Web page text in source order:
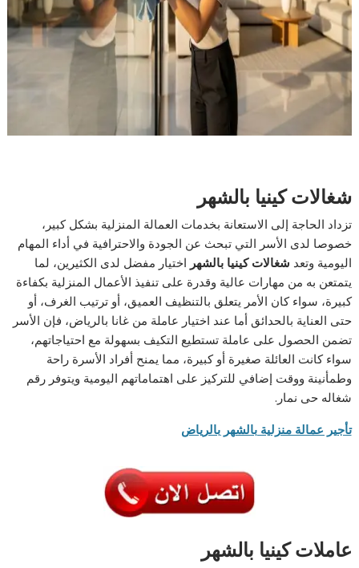
شغالات كينيا بالشهر
تزداد الحاجة إلى الاستعانة بخدمات العمالة المنزلية بشكل كبير،
خصوصا لدى الأسر التي تبحث عن الجودة والاحترافية في أداء المهام
اليومية وتعد شغالات كينيا بالشهر اختيار مفضل لدى الكثيرين، لما
يتمتعن به من مهارات عالية وقدرة على تنفيذ الأعمال المنزلية بكفاءة
كبيرة، سواء كان الأمر يتعلق بالتنظيف العميق، أو ترتيب الغرف، أو
حتى العناية بالحدائق أما عند اختيار عاملة من غانا بالرياض، فإن الأسر
تضمن الحصول على عاملة تستطيع التكيف بسهولة مع احتياجاتهم،
سواء كانت العائلة صغيرة أو كبيرة، مما يمنح أفراد الأسرة راحة
وطمأنينة ووقت إضافي للتركيز على اهتماماتهم اليومية ويتوفررقم
شغاله حى نمار .
تأجير عمالة منزلية بالشهر بالرياض
عاملات كينيا بالشهر